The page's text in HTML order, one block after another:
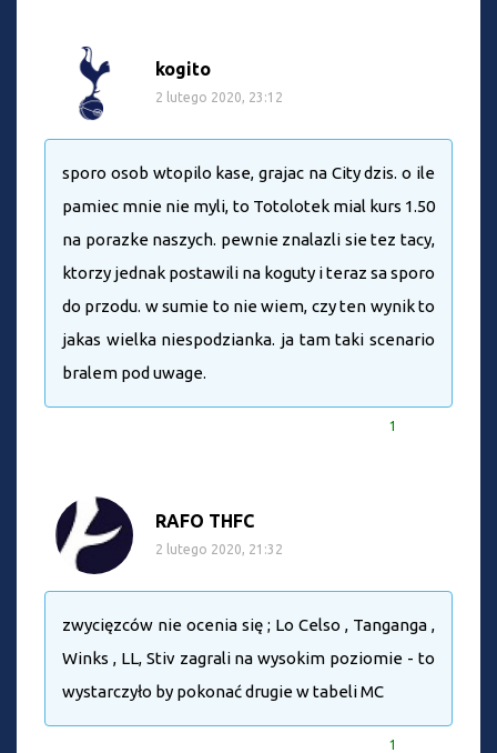
kogito
2 lutego 2020, 23:12
sporo osob wtopilo kase, grajac na City dzis. o ile
pamiec mnie nie myli, to Totolotek mial kurs 1.50
na porazke naszych. pewnie znalazli sie tez tacy,
ktorzy jednak postawili na koguty i teraz sa sporo
do przodu. w sumie to nie wiem, czy ten wynik to
jakas wielka niespodzianka. ja tam taki scenario
bralem pod uwage.
1
RAFO THFC
2 lutego 2020, 21:32
zwycięzców nie ocenia się ; Lo Celso , Tanganga ,
Winks , LL, Stiv zagrali na wysokim poziomie - to
wystarczyło by pokonać drugie w tabeli MC
1